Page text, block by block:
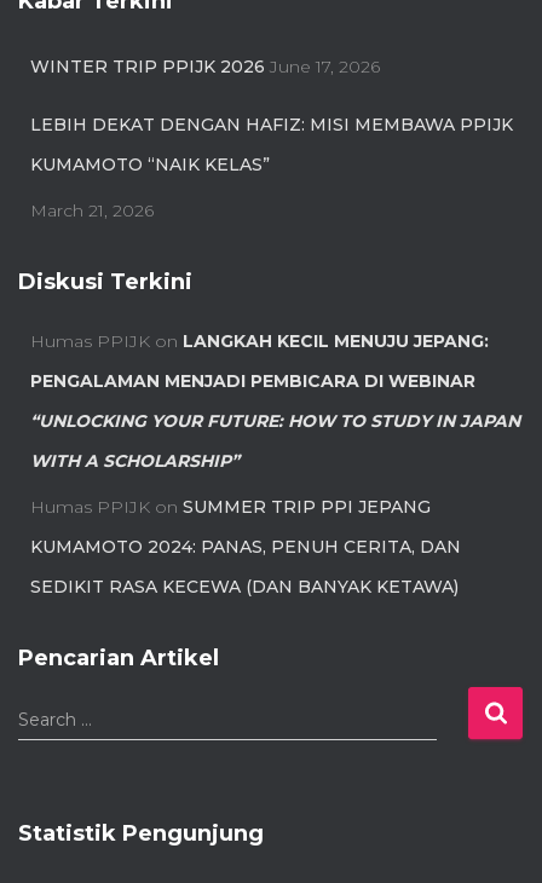
WINTER TRIP PPIJK 2026 June 17, 2026
LEBIH DEKAT DENGAN HAFIZ: MISI MEMBAWA PPIJK
KUMAMOTO “NAIK KELAS”
March 21, 2026
Diskusi Terkini
Humas PPIJK on LANGKAH KECIL MENUJU JEPANG:
PENGALAMAN MENJADI PEMBICARA DI WEBINAR
“UNLOCKING YOUR FUTURE: HOW TO STUDY IN JAPAN
WITH A SCHOLARSHIP”
Humas PPIJK on SUMMER TRIP PPI JEPANG
KUMAMOTO 2024: PANAS, PENUH CERITA, DAN
SEDIKIT RASA KECEWA (DAN BANYAK KETAWA)
Pencarian Artikel
S
e
h
Search …
Statistik Pengunjung